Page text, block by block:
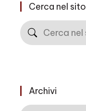
Cerca nel sito
Cerca
Archivi